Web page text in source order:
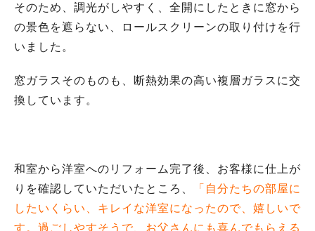
そのため、調光がしやすく、全開にしたときに窓から
の景色を遮らない、ロールスクリーンの取り付けを行
いました。
窓ガラスそのものも、断熱効果の高い複層ガラスに交
換しています。
和室から洋室へのリフォーム完了後、お客様に仕上が
りを確認していただいたところ、
「自分たちの部屋に
したいくらい、キレイな洋室になったので、嬉しいで
す。過ごしやすそうで、お父さんにも喜んでもらえる